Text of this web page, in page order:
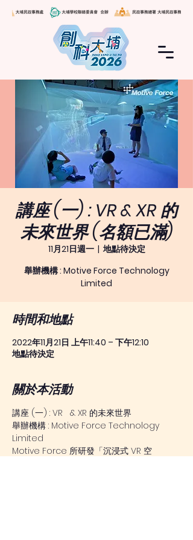
講座 (一) : VR & XR 的
未來世界 (名額已滿)
11月21日週一
  |
地點待決定
舉辦機構 : Motive Force Technology
時間和地點
2022年11月21日 上午11:40 – 下午12:10
地點待決定
關於本活動
講座 (一) : VR   & XR 的未來世界
舉辦機構 : Motive Force Technology
Limited
Motive Force 所研發「沉浸式 VR 空